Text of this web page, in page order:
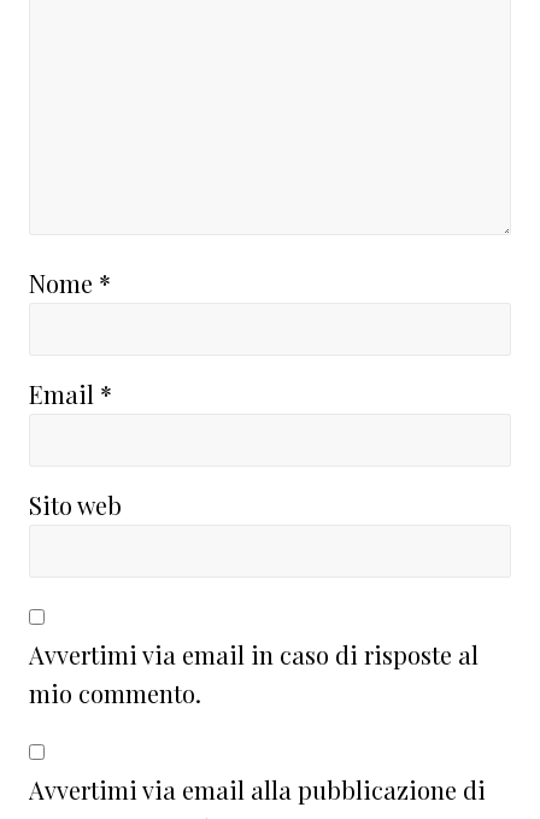
Nome *
Email *
Sito web
Avvertimi via email in caso di risposte al
mio commento.
Avvertimi via email alla pubblicazione di